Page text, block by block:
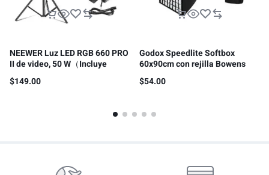
NEEWER Luz LED RGB 660 PRO
II de video, 50 W（Incluye
soporte para lámpara）
$149.00
Godox Speedlite Softbox
60x90cm con rejilla Bowens
para retrato
$54.00